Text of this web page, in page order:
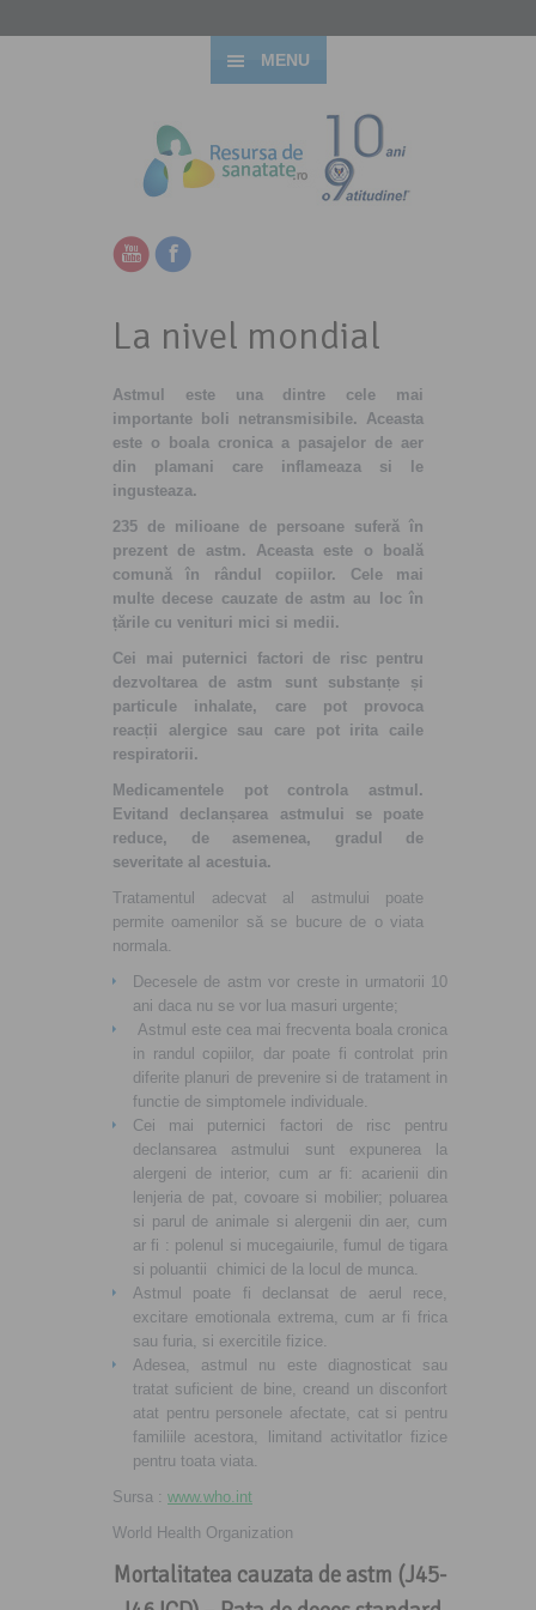
MENU
La nivel mondial
Astmul esteuna dintre cele mai
importante boli netransmisibile. Aceasta
este o boala cronica a pasajelor de aer
din plamani care inflameaza si le
ingusteaza.
235 de milioane de persoane suferă în
prezent de astm. Aceasta este o boală
comună în rândul copiilor. Cele mai
multe decese cauzate de astm au loc în
țările cu venituri mici si medii.
Cei mai puternici factori de risc pentru
dezvoltarea de astm sunt substanțe și
particule inhalate, care pot provoca
reacții alergice sau care pot irita caile
respiratorii.
Medicamentele pot controla astmul.
Evitand declanșarea astmului se poate
reduce, de asemenea, gradul de
severitate al acestuia.
Tratamentul adecvat al astmului poate
permite oamenilor să se bucure de o viata
normala.
Decesele de astm vor creste in urmatorii 10
ani daca nu se vor lua masuri urgente;
Astmul este cea mai frecventa boala cronica
in randul copiilor, dar poate fi controlat prin
diferite planuri de prevenire si de tratament in
functie de simptomele individuale.
Cei mai puternici factori de risc pentru
declansarea astmului sunt expunerea la
alergeni de interior, cum ar fi: acarienii din
lenjeria de pat, covoare si mobilier; poluarea
si parul de animale si alergenii din aer, cum
ar fi : polenul si mucegaiurile, fumul de tigara
si poluantii chimici de la locul de munca.
Astmul poate fi declansat de aerul rece,
excitare emotionala extrema, cum ar fi frica
sau furia, si exercitile fizice.
Adesea, astmul nu este diagnosticat sau
tratat suficient de bine, creand un disconfort
atat pentru personele afectate, cat si pentru
familiile acestora, limitand activitatlor fizice
pentru toata viata.
Sursa : www.who.int
World Health Organization
Mortalitatea cauzata de astm (J45-